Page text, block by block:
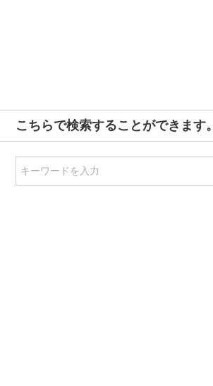
こちらで検索することができます。
キーワードを入力